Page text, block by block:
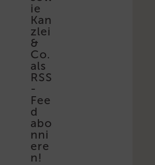
ie
Kan
zlei
&
Co.
als
RSS
-
Fee
d
abo
nni
ere
n!